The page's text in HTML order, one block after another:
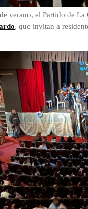
verano, el Partido de
, que invitan a